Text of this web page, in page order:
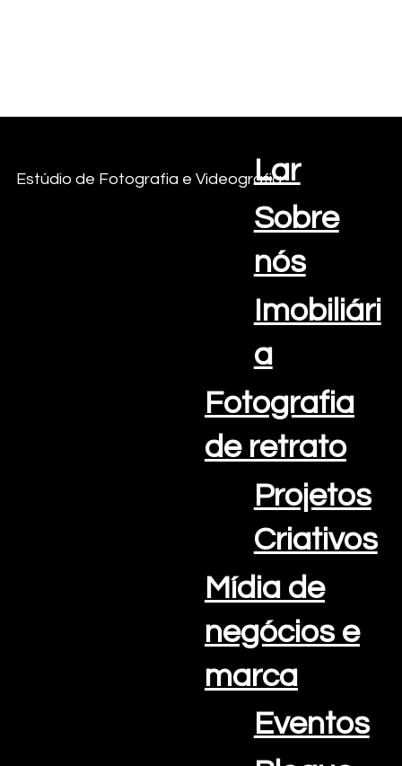
Estúdio de Fotografia e Videografia
Lar
Sobre
nós
Imobiliári
a
Fotografia
de retrato
Projetos
Criativos
Mídia de
negócios e
marca
Eventos